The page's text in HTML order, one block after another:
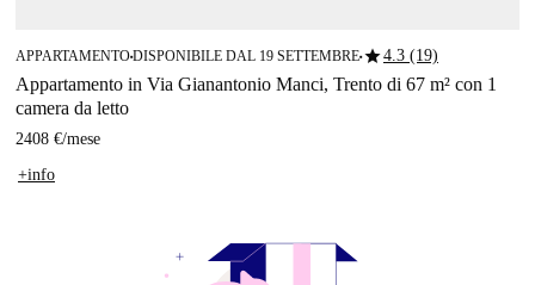
APPARTAMENTO■DISPONIBILE DAL 19 SETTEMBRE■star4.3 (19)
Appartamento in Via Gianantonio Manci, Trento di 67 m² con 1
camera da letto
2408 €/mese
+info